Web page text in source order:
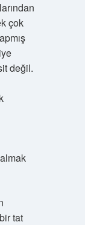
çok
değil.
tat